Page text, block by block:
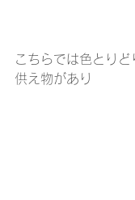
こちらでは色とり
供え物があり